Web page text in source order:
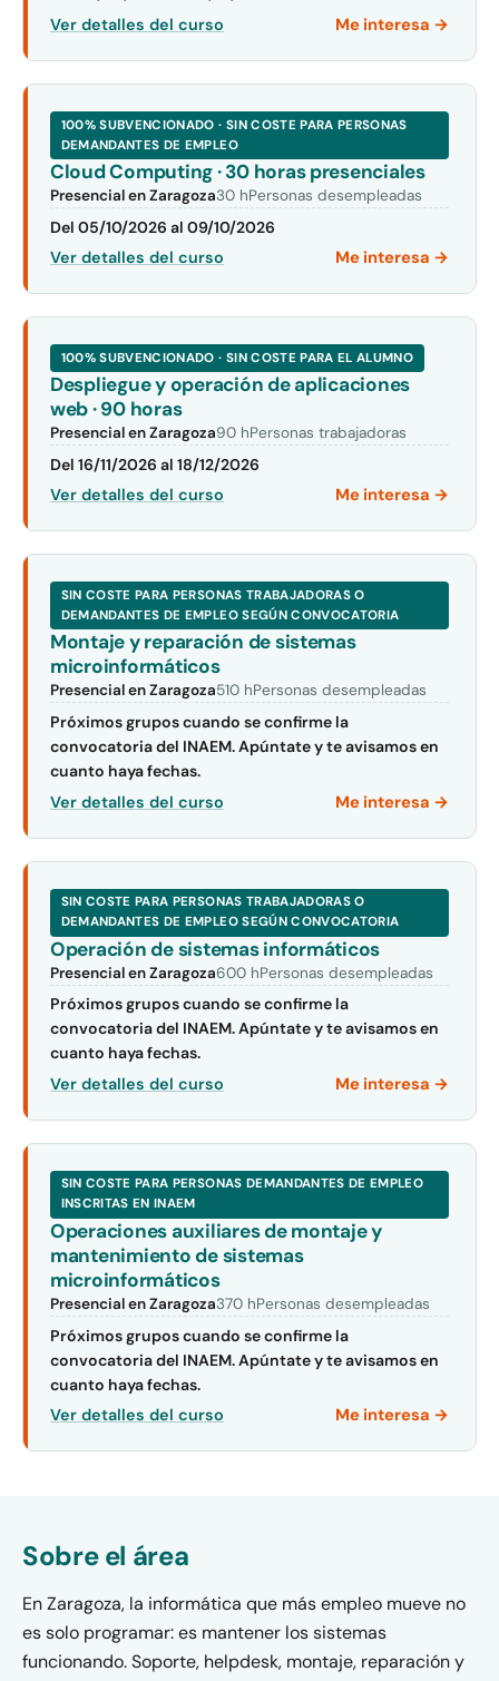
Ver detalles del curso
Me interesa →
100% SUBVENCIONADO · SIN COSTE PARA PERSONAS
DEMANDANTES DE EMPLEO
Cloud Computing · 30 horas presenciales
Presencial en Zaragoza30 hPersonas desempleadas
Del 05/10/2026 al 09/10/2026
Ver detalles del curso
Me interesa →
100% SUBVENCIONADO · SIN COSTE PARA EL ALUMNO
Despliegue y operación de aplicaciones
web · 90 horas
Presencial en Zaragoza90 hPersonas trabajadoras
Del 16/11/2026 al 18/12/2026
Ver detalles del curso
Me interesa →
SIN COSTE PARA PERSONAS TRABAJADORAS O
DEMANDANTES DE EMPLEO SEGÚN CONVOCATORIA
Montaje y reparación de sistemas
microinformáticos
Presencial en Zaragoza510 hPersonas desempleadas
Próximos grupos cuando se confirme la
convocatoria del INAEM. Apúntate y te avisamos en
cuanto haya fechas.
Ver detalles del curso
Me interesa →
SIN COSTE PARA PERSONAS TRABAJADORAS O
DEMANDANTES DE EMPLEO SEGÚN CONVOCATORIA
Operación de sistemas informáticos
Presencial en Zaragoza600 hPersonas desempleadas
Próximos grupos cuando se confirme la
convocatoria del INAEM. Apúntate y te avisamos en
cuanto haya fechas.
Ver detalles del curso
Me interesa →
SIN COSTE PARA PERSONAS DEMANDANTES DE EMPLEO
INSCRITAS EN INAEM
Operaciones auxiliares de montaje y
mantenimiento de sistemas
microinformáticos
Presencial en Zaragoza370 hPersonas desempleadas
Próximos grupos cuando se confirme la
convocatoria del INAEM. Apúntate y te avisamos en
cuanto haya fechas.
Ver detalles del curso
Me interesa →
Sobre el área
En Zaragoza, la informática que más empleo mueve no
es solo programar: es mantener los sistemas
funcionando. Soporte, helpdesk, montaje, reparación y